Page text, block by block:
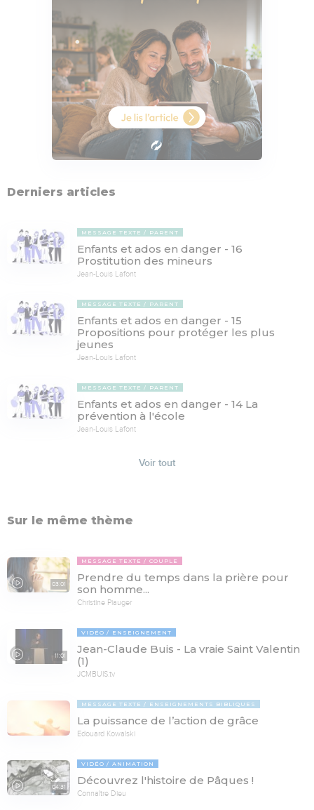
Derniers articles
MESSAGE TEXTE PARENT
Enfants et ados en danger - 16
Prostitution des mineurs
Jean-Louis Lafont
MESSAGE TEXTE PARENT
Enfants et ados en danger - 15
Propositions pour protéger les plus
jeunes
Jean-Louis Lafont
MESSAGE TEXTE PARENT
Enfants et ados en danger - 14 La
prévention à l'école
Jean-Louis Lafont
Voir tout
Sur le même thème
03:01
MESSAGE TEXTE COUPLE
Prendre du temps dans la prière pour
son homme...
Christine Piauger
11:01
VIDÉO ENSEIGNEMENT
Jean-Claude Buis - La vraie Saint Valentin
(1)
JCMBUIS.tv
MESSAGE TEXTE ENSEIGNEMENTS BIBLIQUES
La puissance de l’action de grâce
Edouard Kowalski
04:31
VIDÉO ANIMATION
Découvrez l'histoire de Pâques !
Connaître Dieu